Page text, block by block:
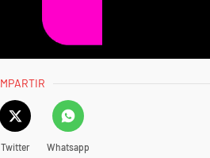
Twitter Whatsapp